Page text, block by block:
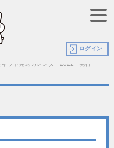
ログイン
ット発送カレンダー2022 発行